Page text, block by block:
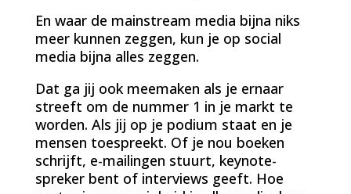
En waar de mainstream media bijna niks
meer kunnen zeggen, kun je op social
media bijna alles zeggen.
Dat ga jij ook meemaken als je ernaar
streeft om de nummer 1 in je markt te
worden. Als jij op je podium staat en je
mensen toespreekt. Of je nou boeken
schrijft, e-mailingen stuurt, keynote-
spreker bent of interviews geeft. Hoe